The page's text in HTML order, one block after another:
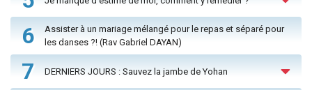
6
Assister à un mariage mélangé pour le repas et séparé pour
les danses ?! (Rav Gabriel DAYAN)
7 DERNIERS JOURS : Sauvez la jambe de Yohan